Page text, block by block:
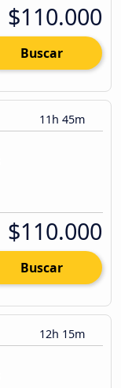
$110.000
Buscar
11h 45m
$110.000
Buscar
12h 15m